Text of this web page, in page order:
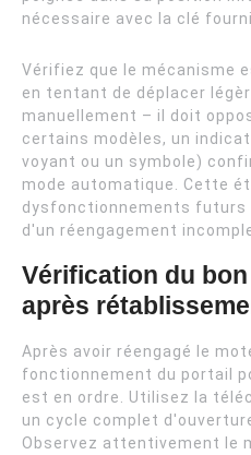
nécessaire avec la clé
Vérifiez que le mécanisme
en tentant de déplacer
manuellement – il doit
certains modèles, un
voyant ou un symbole)
mode automatique. Cette
dysfonctionnements futurs
d'un réengagement
Vérification du
après
Après avoir réengagé le
fonctionnement du portail
est en ordre. Utilisez la
un cycle complet
Observez attentivement le